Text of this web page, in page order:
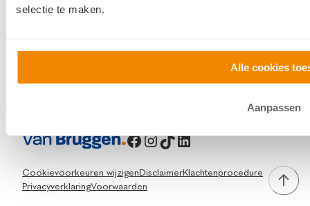
selectie te maken.
Alle cookies
Aanpassen
Facebook
Instagram
TikTok
LinkedIn
Cookievoorkeuren wijzigen DisclaimerKlachtenprocedure
PrivacyverklaringVoorwaarden